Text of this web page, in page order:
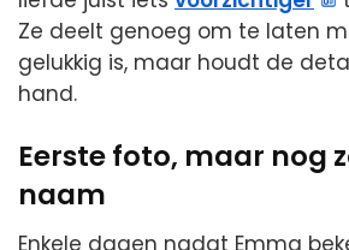
Ze deelt genoeg om te laten
gelukkig is, maar houdt de
hand.
Eerste foto, maar nog
naam
Enkele dagen nadat Emma